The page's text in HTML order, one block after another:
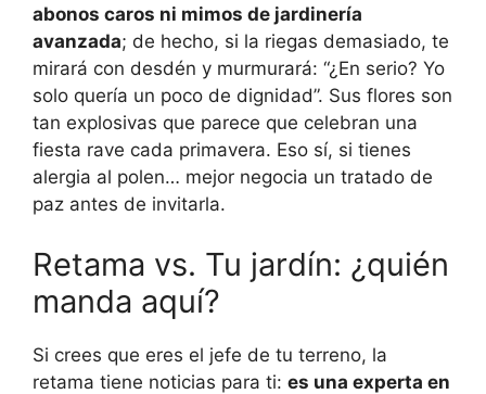
abonos caros ni mimos de jardinería
avanzada; de hecho, si la riegas demasiado, te
mirará con desdén y murmurará: “¿En serio? Yo
solo quería un poco de dignidad”. Sus flores son
tan explosivas que parece que celebran una
fiesta rave cada primavera. Eso sí, si tienes
alergia al polen… mejor negocia un tratado de
paz antes de invitarla.
Retama vs. Tu jardín: ¿quién
manda aquí?
Si crees que eres el jefe de tu terreno, la
retama tiene noticias para ti: es una experta en